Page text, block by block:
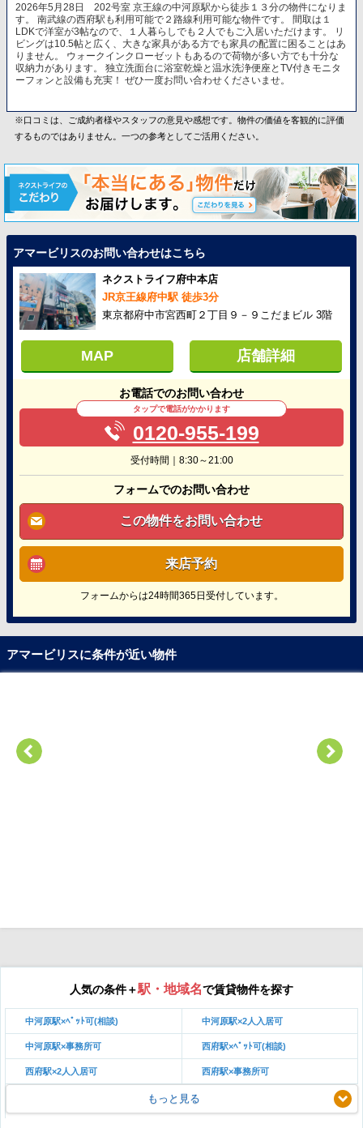
2026年5月28日 202号室 京王線の中河原駅から徒歩１３分の物件になりま
す。 南武線の西府駅も利用可能で２路線利用可能な物件です。 間取は１
LDKで洋室が3帖なので、１人暮らしでも２人でもご入居いただけます。 リ
ビングは10.5帖と広く、大きな家具がある方でも家具の配置に困ることはあ
りません。 ウォークインクローゼットもあるので荷物が多い方でも十分な
収納力があります。 独立洗面台に浴室乾燥と温水洗浄便座とTV付きモニタ
ーフォンと設備も充実！ ぜひ一度お問い合わせくださいませ。
※口コミは、ご成約者様やスタッフの意見や感想です。物件の価値を客観的に評価
するものではありません。一つの参考としてご活用ください。
アマービリスのお問い合わせはこちら
ネクストライフ府中本店
JR京王線府中駅 徒歩3分
東京都府中市宮西町２丁目９－９こだまビル 3階
MAP 店舗詳細
お電話でのお問い合わせ
タップで電話がかかります
0120-955-199
受付時間｜8:30～21:00
フォームでのお問い合わせ
この物件をお問い合わせ
来店予約
フォームからは24時間365日受付しています。
アマービリスに条件が近い物件
人気の条件＋駅・地域名で賃貸物件を探す
中河原駅×ﾍﾟｯﾄ可(相談) 中河原駅×2人入居可
中河原駅×事務所可 西府駅×ﾍﾟｯﾄ可(相談)
西府駅×2人入居可 西府駅×事務所可
もっと見る